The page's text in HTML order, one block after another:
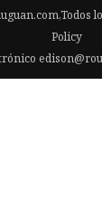
Policy